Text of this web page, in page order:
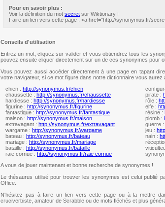
Pour en savoir plus :
Voir la définition du mot secret sur Wiktionary !
Faire un lien vers cette page : <a href="http://synonymus.fr/
Conseils d'utilisation
Entrez un mot, cliquez sur valider et vous obtiendrez tous les
pouvez ensuite cliquer directement sur un de ces synonymes pour
Vous pouvez aussi accéder directement à une page en tapant
votre navigateur, si ce mot figure dans notre dictionnaire vous
chien : http://synonymus.fr/chien
chaussette : http://synonymus.fr/chaussette
hardiesse : http://synonymus.fr/hardiesse
figurine : http://synonymus.fr/figurine
fantastique : http://synonymus.fr/fantastique
maison : http://synonymus.fr/maison
extravagant : http://synonymus.fr/extravagant
wargame : http://synonymus.fr/wargame
bateau : http://synonymus.fr/bateau
mariage : http://synonymus.fr/mariage
bataille : http://synonymus.fr/bataille
raie cornue : http://synonymus.fr/raie cornue
pirate :
rôle :
elfe :
résine :
plomb :
guerre
jeu :
nain :
A vous de jouer maintenant et bonne recherche de synonymes !
Le thésaurus utilisé pour trouver les synonymes est celui publié
Office.
N'hésitez pas à faire un lien vers cette page ou à la mettre
cruciverbiste, amateur de Scrabble ou de mots fléchés et plus